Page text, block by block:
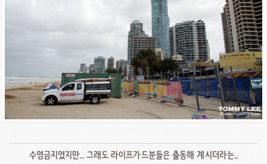
수영금지였지만.. 그래도 라이프가드분들은 출동해 계시더라는..